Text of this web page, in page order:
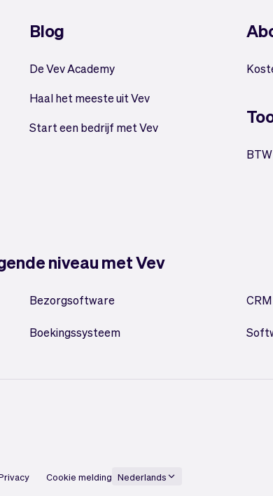
Blog
De Vev Academy
Haal het meeste uit Vev
Start een bedrijf met Vev
niveau met Vev
Bezorgsoftware
Boekingssysteem
Cookie melding Nederlands